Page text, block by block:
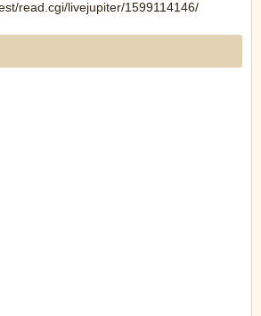
read.cgi/livejupiter/1599114146/